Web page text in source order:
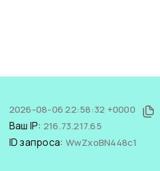
2026-08-06 22:58:32 +0000
Ваш IP: 216.73.217.65
ID запроса: WwZxoBN448c1